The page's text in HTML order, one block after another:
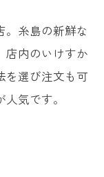
。糸島の新鮮な
店内のいけすか
を選び注文も可
気です。